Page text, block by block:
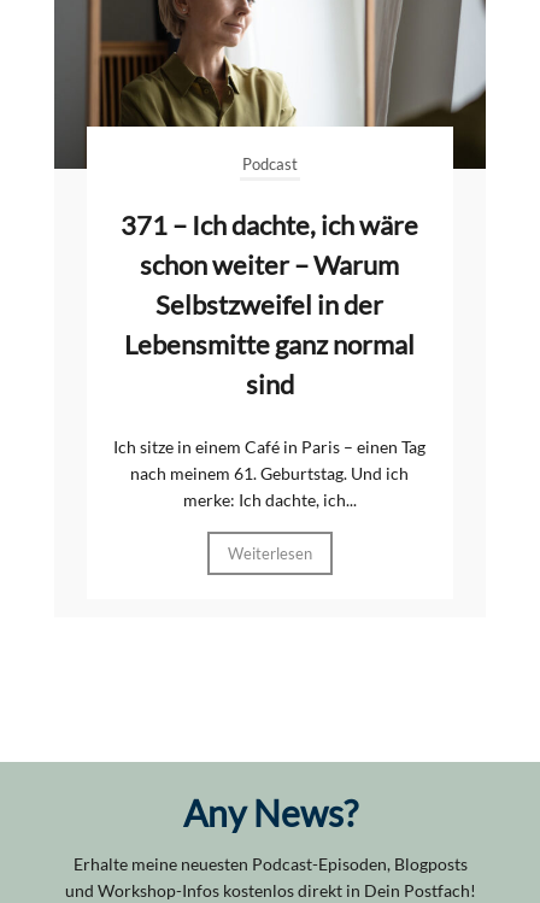
Podcast
371 – Ich dachte, ich wäre
schon weiter – Warum
Selbstzweifel in der
Lebensmitte ganz normal
sind
Ich sitze in einem Café in Paris – einen Tag
nach meinem 61. Geburtstag. Und ich
merke: Ich dachte, ich...
Weiterlesen
Any News?
Erhalte meine neuesten Podcast-Episoden, Blogposts
und Workshop-Infos kostenlos direkt in Dein Postfach!